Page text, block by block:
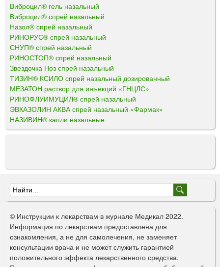
Виброцил® гель назальный
Виброцил® спрей назальный
Назол® спрей назальный
РИНОРУС® спрей назальный
СНУП® спрей назальный
РИНОСТОП® спрей назальный
Звездочка Ноз спрей назальный
ТИЗИН® КСИЛО спрей назальный дозированный
МЕЗАТОН раствор для инъекций «ГНЦЛС»
РИНОФЛУИМУЦИЛ® спрей назальный
ЭВКАЗОЛИН АКВА спрей назальный «Фармак»
НАЗИВИН® капли назальные
Ф
о
р
м
а
© Инструкции к лекарствам в журнале Медикал 2022.
Информация по лекарствам предоставлена для
ознакомления, а не для самолечения, не заменяет
консультации врача и не может служить гарантией
положительного эффекта лекарственного средства.